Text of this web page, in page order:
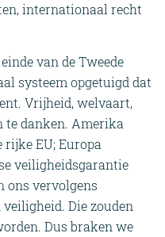
internationaal recht
van de Tweede
systeem opgetuigd dat
Vrijheid, welvaart,
te danken. Amerika
rijke EU; Europa
veiligheidsgarantie
ons vervolgens
Die zouden
Dus braken we